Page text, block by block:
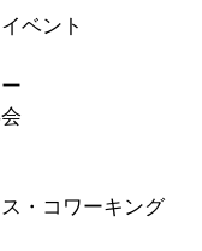
ベント
・コワーキング